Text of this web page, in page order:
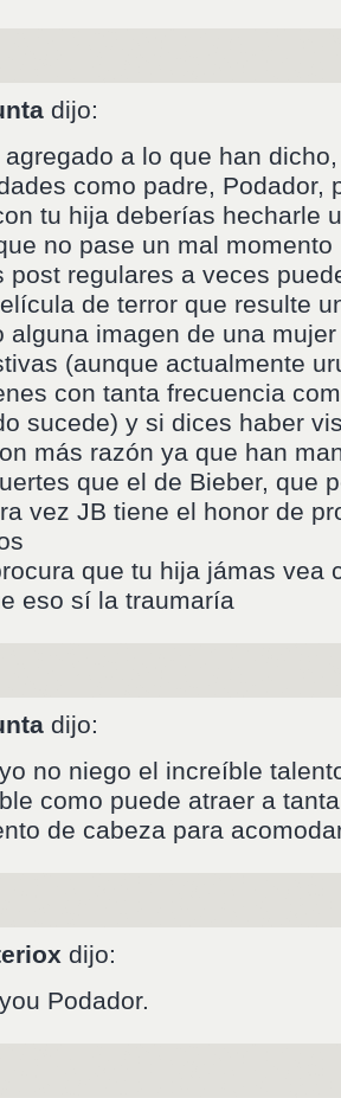
dijo:
agregado a lo que han
como padre, Podador,
tu hija deberías hecharle
no pase un mal
post regulares a veces
de terror que resulte
alguna imagen de una
(aunque actualmente
con tanta frecuencia
sucede) y si dices haber
más razón ya que han
que el de Bieber, que
vez JB tiene el honor de
que tu hija jámas vea
eso sí la traumaría
dijo:
no niego el increíble
como puede atraer a
de cabeza para
dijo:
Podador.